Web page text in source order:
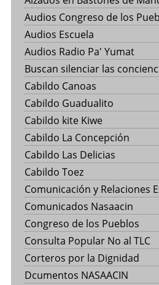
Audios Congreso de los
Audios Escuela
Audios Radio Pa' Yumat
Buscan silenciar las
Cabildo Canoas
Cabildo Guadualito
Cabildo kite Kiwe
Cabildo La Concepción
Cabildo Las Delicias
Cabildo Toez
Comunicación y Relaciones
Comunicados Nasaacin
Congreso de los Pueblos
Consulta Popular No al TLC
Corteros por la Dignidad
Dcumentos NASAACIN